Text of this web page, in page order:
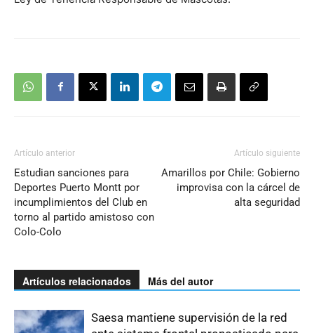
Artículo anterior
Estudian sanciones para
Deportes Puerto Montt por
incumplimientos del Club en
torno al partido amistoso con
Colo-Colo
Artículo siguiente
Amarillos por Chile: Gobierno
improvisa con la cárcel de
alta seguridad
Artículos relacionados Más del autor
Saesa mantiene supervisión de la red